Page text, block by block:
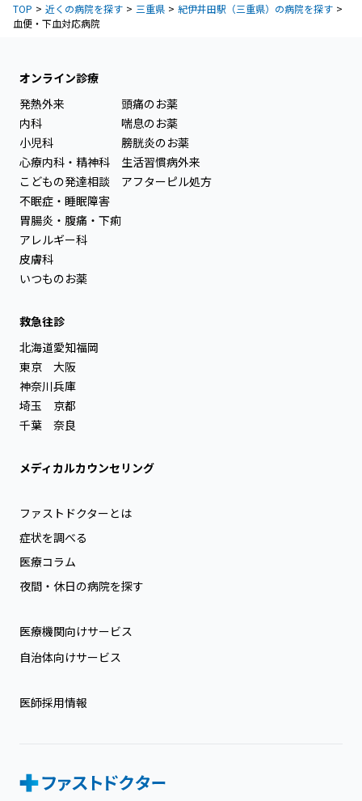
TOP 近くの病院を探す 三重県
紀伊井田駅（三重県）の病院を探す
血便・下血対応病院
オンライン診療
発熱外来
内科
小児科
心療内科・精神科
こどもの発達相談
不眠症・睡眠障害
胃腸炎・腹痛・下痢
アレルギー科
皮膚科
いつものお薬
頭痛のお薬
喘息のお薬
膀胱炎のお薬
生活習慣病外来
アフターピル処方
救急往診
北海道
東京
神奈川
埼玉
千葉
愛知
大阪
兵庫
京都
奈良
福岡
メディカルカウンセリング
ファストドクターとは
症状を調べる
医療コラム
夜間・休日の病院を探す
医療機関向けサービス
自治体向けサービス
医師採用情報